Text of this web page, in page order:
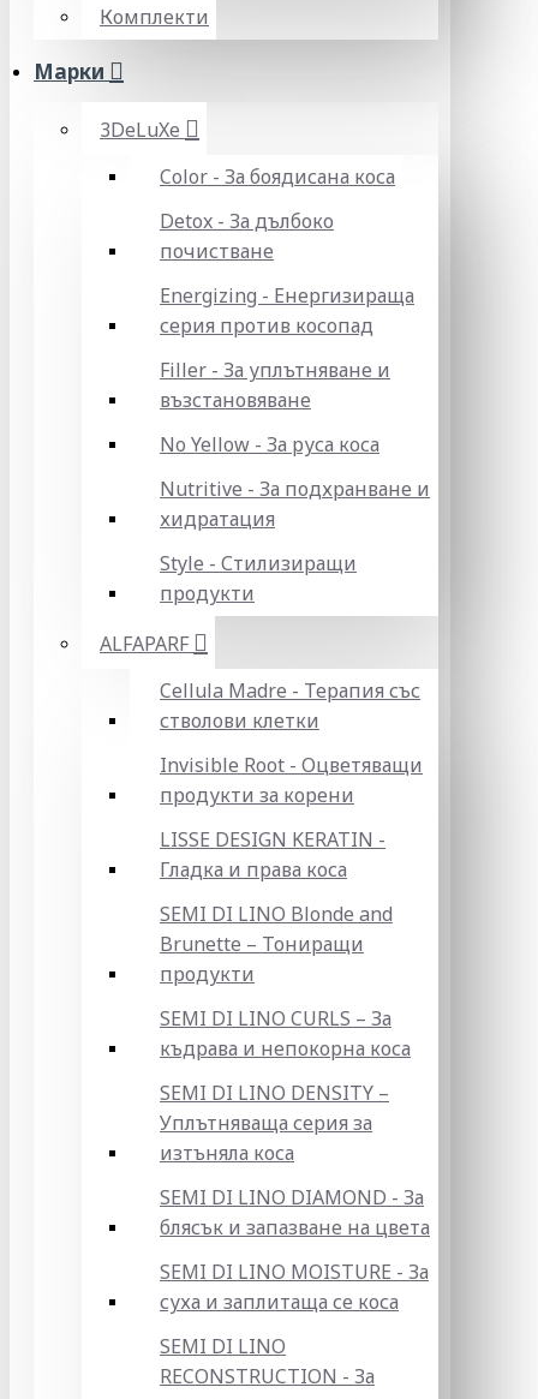
Комплекти
Марки
3DeLuXe
Color - За боядисана коса
Detox - За дълбоко
почистване
Energizing - Енергизираща
серия против косопад
Filler - За уплътняване и
възстановяване
No Yellow - За руса коса
Nutritive - За подхранване и
хидратация
Style - Стилизиращи
продукти
ALFAPARF
Cellula Madre - Терапия със
стволови клетки
Invisible Root - Оцветяващи
продукти за корени
LISSE DESIGN KERATIN -
Гладка и права коса
SEMI DI LINO Blonde and
Brunette – Тониращи
продукти
SEMI DI LINO CURLS – За
къдрава и непокорна коса
SEMI DI LINO DENSITY –
Уплътняваща серия за
изтъняла коса
SEMI DI LINO DIAMOND - За
блясък и запазване на цвета
SEMI DI LINO MOISTURE - За
суха и заплитаща се коса
SEMI DI LINO
RECONSTRUCTION - За